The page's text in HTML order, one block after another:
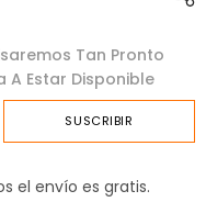
Tan Pronto
Estar Disponible
SUSCRIBIR
el envío es gratis.